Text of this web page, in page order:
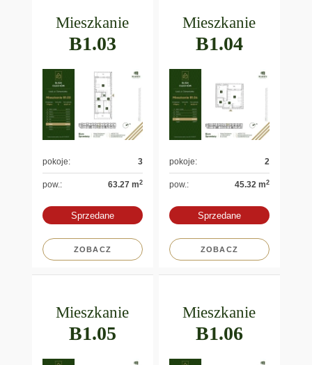
Mieszkanie
B1.03
pokoje: 3
pow.: 63.27 m2
Sprzedane
ZOBACZ
Mieszkanie
B1.04
pokoje: 2
pow.: 45.32 m2
Sprzedane
ZOBACZ
Mieszkanie
B1.05
Mieszkanie
B1.06